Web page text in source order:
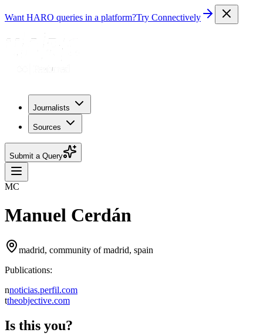
Want HARO queries in a platform?Try Connectively
Journalists
Sources
Submit a Query
MC
Manuel Cerdán
madrid, community of madrid, spain
Publications:
nnoticias.perfil.com
ttheobjective.com
Is this you?